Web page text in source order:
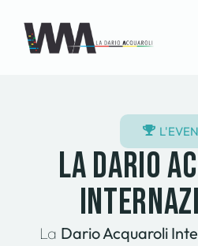
La Dario
La Dario Acquaroli